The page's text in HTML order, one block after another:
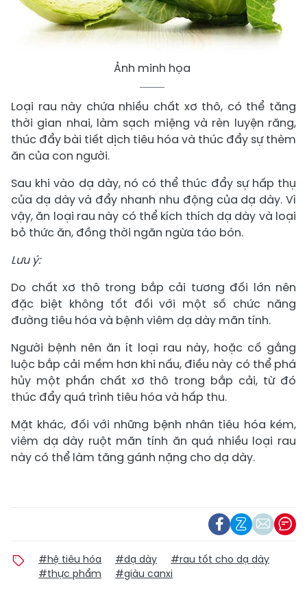
Ảnh minh họa
Loại rau này chứa nhiều chất xơ thô, có thể tăng
thời gian nhai, làm sạch miệng và rèn luyện răng,
thúc đẩy bài tiết dịch tiêu hóa và thúc đẩy sự thèm
ăn của con người.
Sau khi vào dạ dày, nó có thể thúc đẩy sự hấp thụ
của dạ dày và đẩy nhanh nhu động của dạ dày. Vì
vậy, ăn loại rau này có thể kích thích dạ dày và loại
bỏ thức ăn, đồng thời ngăn ngừa táo bón.
Lưu ý:
Do chất xơ thô trong bắp cải tương đối lớn nên
đặc biệt không tốt đối với một số chức năng
đường tiêu hóa và bệnh viêm dạ dày mãn tính.
Người bệnh nên ăn ít loại rau này, hoặc cố gắng
luộc bắp cải mềm hơn khi nấu, điều này có thể phá
hủy một phần chất xơ thô trong bắp cải, từ đó
thúc đẩy quá trình tiêu hóa và hấp thu.
Mặt khác, đối với những bệnh nhân tiêu hóa kém,
viêm dạ dày ruột mãn tính ăn quá nhiều loại rau
này có thể làm tăng gánh nặng cho dạ dày.
#hệ tiêu hóa #dạ dày
#rau tốt cho dạ dày
#thực phẩm
#giàu canxi